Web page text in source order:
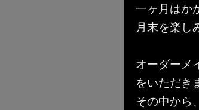
一ヶ月はか
月末を楽し
オーダーメ
をいただき
その中から